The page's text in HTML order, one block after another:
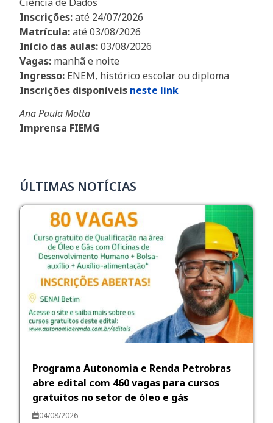
Inscrições:até 24/07/2026
Matrícula:até 03/08/2026
Início das aulas:03/08/2026
Vagas: manhã e noite
Ingresso: ENEM, histórico escolar ou diploma
Inscrições disponíveis neste link
Ana Paula Motta
Imprensa FIEMG
ÚLTIMAS NOTÍCIAS
Programa Autonomia e Renda Petrobras
abre edital com 460 vagas para cursos
gratuitos no setor de óleo e gás
04/08/2026